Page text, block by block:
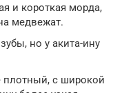
и короткая морда,
медвежат.
но у акита-ину
плотный, с широкой